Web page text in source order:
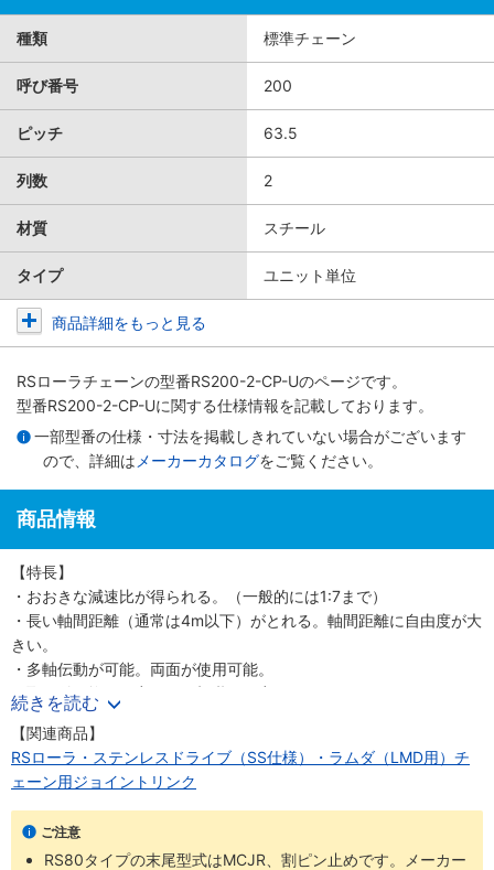
種類 標準チェーン
呼び番号 200
ピッチ 63.5
列数 2
材質 スチール
タイプ ユニット単位
商品詳細をもっと見る
RSローラチェーンの型番RS200-2-CP-Uのページです。
型番RS200-2-CP-Uに関する仕様情報を記載しております。
一部型番の仕様・寸法を掲載しきれていない場合がございます
ので、詳細は メーカーカタログをご覧ください。
商品情報
【特長】
・おおきな減速比が得られる。（一般的には1:7まで）
・長い軸間距離（通常は4m以下）がとれる。軸間距離に自由度が大
きい。
・多軸伝動が可能。両面が使用可能。
・取り付け換えが容易。（切継ぎが容易）
・短い軸間距離でチェーンに支持があるなら軸が垂直でも駆動使用
可能。
・同一トルクでベルトに比べてスプロケット径を小さくできる。
・力の伝達が多くの歯数で行われるので、スプロケットの歯の摩耗
はギヤよりも有利。
・ギヤに比べ衝撃吸収能力が高い。
続きを読む
【関連商品】
RSローラ・ステンレスドライブ（SS仕様）・ラムダ（LMD用）チ
ェーン用ジョイントリンク
ご注意
RS80タイプの末尾型式はMCJR、割ピン止めです。メーカー